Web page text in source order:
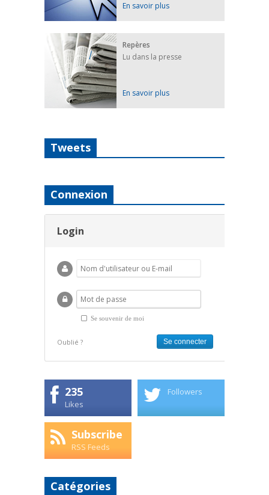
En savoir plus
Repères
Lu dans la presse
En savoir plus
Tweets
Connexion
Login
Se souvenir de moi
Oublié ?
235
Likes
Followers
Subscribe
RSS Feeds
Catégories